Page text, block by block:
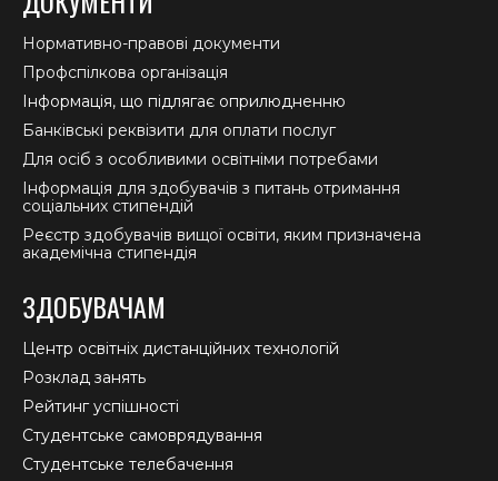
Нормативно-правові документи
Профспілкова організація
Інформація, що підлягає оприлюдненню
Банківські реквізити для оплати послуг
Для осіб з особливими освітніми потребами
Інформація для здобувачів з питань отримання
соціальних стипендій
Реєстр здобувачів вищої освіти, яким призначена
академічна стипендія
ЗДОБУВАЧАМ
Центр освітніх дистанційних технологій
Розклад занять
Рейтинг успішності
Студентське самоврядування
Студентське телебачення